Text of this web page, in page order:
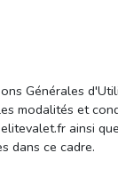
Générales
modalités et
ainsi
dans ce cadre.